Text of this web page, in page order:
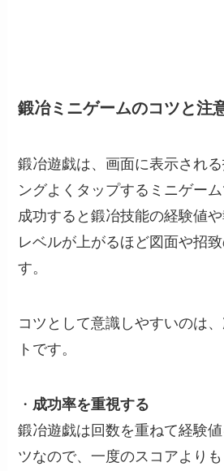
鍛冶ミニゲームのコツと注
鍛冶遊戯は、画面に表示され
ングよくタップするミニゲーム
成功すると鍛冶技能の経験値
レベルが上がるほど図面や招
す。
コツとして意識しやすいのは
トです。
・ 成功率を重視する
鍛冶遊戯は回数を重ねて経験
ツなので、一度のスコアより